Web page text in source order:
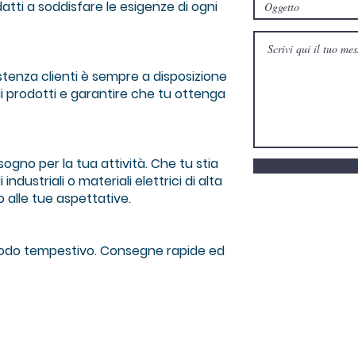
a soddisfare le esigenze di ogni
clienti è sempre a disposizione
prodotti e garantire che tu ottenga
per la tua attività. Che tu stia
o materiali elettrici di alta
alle tue aspettative.
tempestivo. Consegne rapide ed